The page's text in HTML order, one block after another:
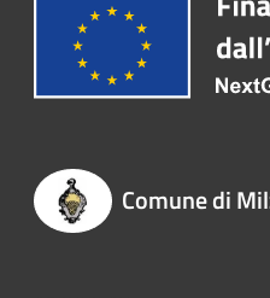
Comune di